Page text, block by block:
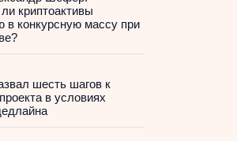
криптоактивы
в конкурсную массу при
шесть шагов к
в условиях